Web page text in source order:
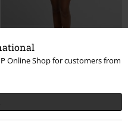
Online Shop for customers from
15,99 €